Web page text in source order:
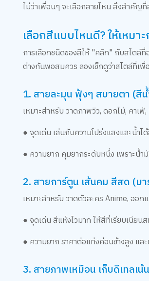
ไม่ว่าเพื่อนๆ จะเลือกสายไหน สิ่งสำคั
เลือกสีแบบไหนดี? ให้เหมา
การเลือกชนิดของสีให้ "คลิก" กับสไตล์ที่
ต่างกันพอสมควร ลองเช็กดูว่าสไตล์ที่เ
1. สายละมุน ฟุ้งๆ สบายตา (สี
เหมาะสำหรับ วาดภาพวิว, ดอกไม้, คา
● จุดเด่น เล่นกับความโปร่งแสงและน้
● ความยาก คุมยากระดับหนึ่ง เพราะน้ำ
2. สายการ์ตูน เส้นคม สีสด (ม
เหมาะสำหรับ วาดตัวละคร Anime, ออ
● จุดเด่น สีแห้งไวมาก ให้สีที่เรียบเนีย
● ความยาก ราคาต่อแท่งค่อนข้างสูง แล
3. สายภาพเหมือน เก็บดีเทลเ